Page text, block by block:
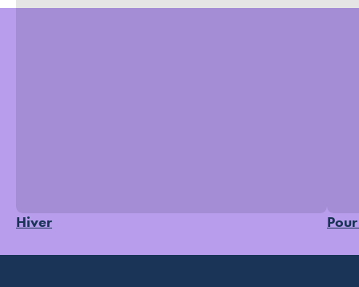
Hiver